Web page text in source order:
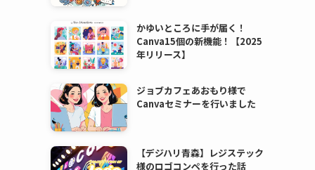
かゆいところに手が届く！
Canva15個の新機能！【2025
年リリース】
ジョブカフェあおもり様で
Canvaセミナーを行いました
【デジハリ青森】レジステック
様のロゴコンペを行った話